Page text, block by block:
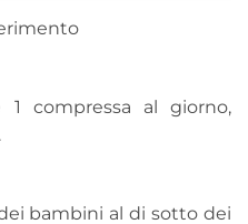
1 compressa al giorno,
bambini al di sotto dei